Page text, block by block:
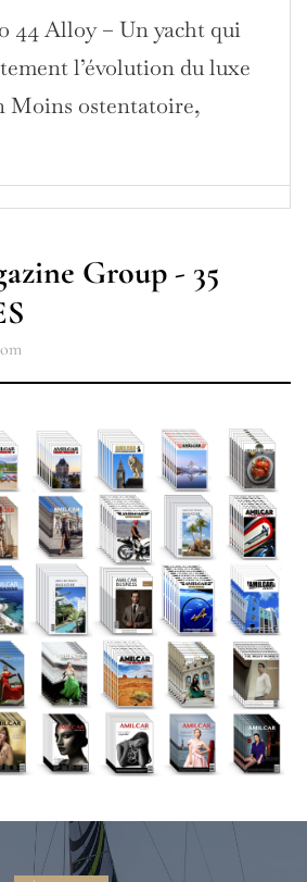
44 Alloy – Un yacht qui
l’évolution du luxe
Moins ostentatoire,
Group - 35